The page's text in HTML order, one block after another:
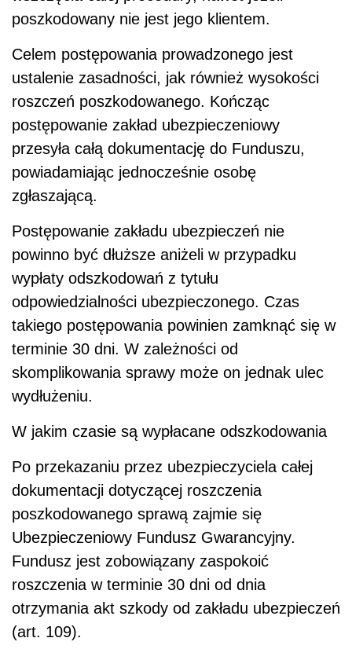
poszkodowany nie jest jego klientem.
Celem postępowania prowadzonego jest
ustalenie zasadności, jak również wysokości
roszczeń poszkodowanego. Kończąc
postępowanie zakład ubezpieczeniowy
przesyła całą dokumentację do Funduszu,
powiadamiając jednocześnie osobę
zgłaszającą.
Postępowanie zakładu ubezpieczeń nie
powinno być dłuższe aniżeli w przypadku
wypłaty odszkodowań z tytułu
odpowiedzialności ubezpieczonego. Czas
takiego postępowania powinien zamknąć się w
terminie 30 dni. W zależności od
skomplikowania sprawy może on jednak ulec
wydłużeniu.
W jakim czasie są wypłacane odszkodowania
Po przekazaniu przez ubezpieczyciela całej
dokumentacji dotyczącej roszczenia
poszkodowanego sprawą zajmie się
Ubezpieczeniowy Fundusz Gwarancyjny.
Fundusz jest zobowiązany zaspokoić
roszczenia w terminie 30 dni od dnia
otrzymania akt szkody od zakładu ubezpieczeń
(art. 109).